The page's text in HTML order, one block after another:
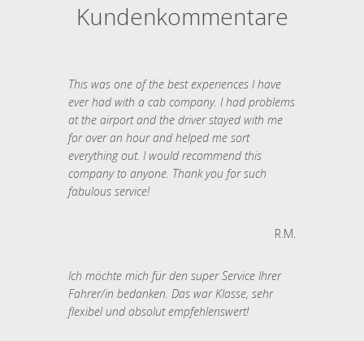
Kundenkommentare
This was one of the best experiences I have
ever had with a cab company. I had problems
at the airport and the driver stayed with me
for over an hour and helped me sort
everything out. I would recommend this
company to anyone. Thank you for such
fabulous service!
R.M.
Ich möchte mich für den super Service Ihrer
Fahrer/in bedanken. Das war Klasse, sehr
flexibel und absolut empfehlenswert!